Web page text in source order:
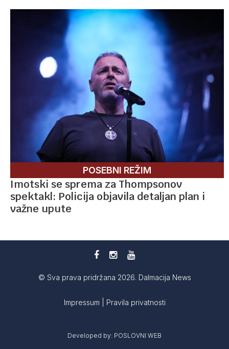
POSEBNI REŽIM
Imotski se sprema za Thompsonov
spektakl: Policija objavila detaljan plan i
važne upute
© Sva prava pridržana 2026. Dalmacija News
Impressum Pravila privatnosti
Developed by: POSLOVNI WEB